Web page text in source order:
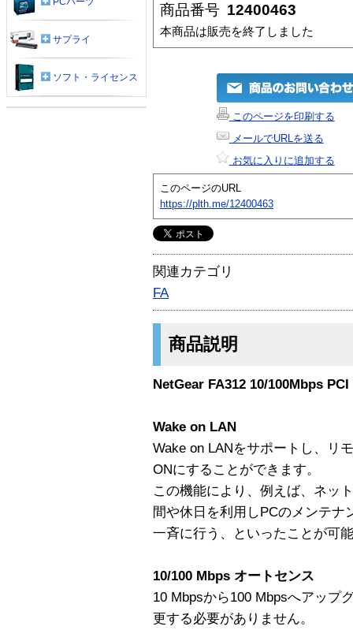
商品番号 12400463
本商品は販売を終了しました
このページを印刷する
メールでURLを送る
お気に入りに追加する
このページのURL
https://plth.me/12400463
関連カテゴリ
FA
商品説明
NetGear FA312 10/100Mbps
Wake on LAN
Wake on LANをサポートし、リ
ONにすることができます。
この機能により、例えば、ネッ
間や休日を利用しPCのメンテナ
一斉に行う、といったことが可
10/100 Mbps オートセンス
10 Mbpsから100 Mbpsへアップ
更する必要がありません。
サプライ
ソフト・ライセンス